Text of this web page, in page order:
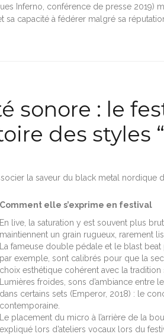
Inferno, conférence de presse
sa capacité à fédérer malgré sa
sonore : le
des styles
la saveur du black metal nordique
Comment elle s’exprime en festival
En live, la saturation y est souvent plus
maintiennent un grain rugueux, rarement
La fameuse double pédale et le blast
par exemple, sont calibrés pour que la
choix esthétique cohérent avec la tradition
Lumières froides, sons d’ambiance
dans certains sets (Emperor, 2018) : le
contemporaine.
Le placement du micro à l’arrière de la
expliqué lors d’ateliers vocaux lors du